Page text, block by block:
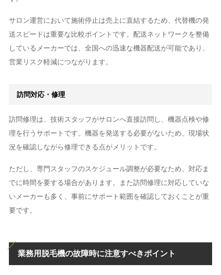
サロン運営において施術停止は売上に直結するため、代替機の発
送スピードは重要な比較ポイントです。配送ネットワークを整備
しているメーカーでは、全国への迅速な機器配送が可能であり、
営業リスク軽減につながります。
訪問対応・修理
訪問修理は、技術スタッフがサロンへ直接訪問し、機器点検や修
理を行うサポートです。機器を発送する必要がないため、現場状
況を確認しながら修理できる点がメリットです。
ただし、専門スタッフのスケジュール調整が必要なため、対応ま
でに時間を要する場合があります。また訪問修理に対応していな
いメーカーも多く、事前にサポート範囲を確認しておくことが重
要です。
業務用脱毛機の故障時に注意すべきポイント